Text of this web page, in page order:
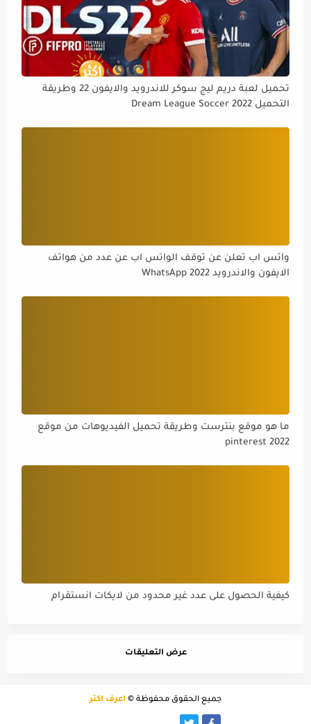
تحميل لعبة دريم ليج سوكر للاندرويد والايفون 22 وطريقة
التحميل Dream League Soccer 2022
واتس اب تعلن عن توقف الواتس اب عن عدد من هواتف
الايفون والاندرويد WhatsApp 2022
ما هو موقع بنترست وطريقة تحميل الفيديوهات من موقع
pinterest 2022
كيفية الحصول على عدد غير محدود من لايكات انستقرام
عرض التعليقات
جميع الحقوق محفوظة © أعرف اكثر